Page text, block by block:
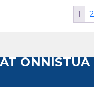
1 2
ONNISTUA